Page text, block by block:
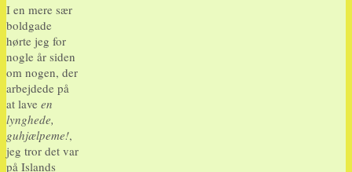
I en mere sær
boldgade
hørte jeg for
nogle år siden
om nogen, der
arbejdede på
at lave en
lynghede,
guhjælpeme!,
jeg tror det var
på Islands